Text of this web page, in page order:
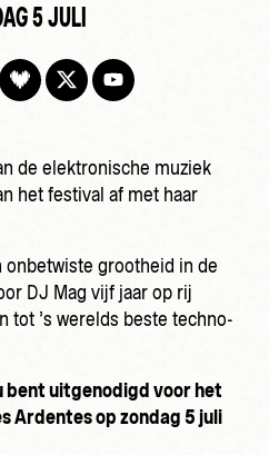
5 JULI
de elektronische muziek
het festival af met haar
grootheid in de
DJ Mag vijf jaar op rij
tot ’s werelds beste techno-
u bent uitgenodigd voor het
Ardentes op zondag 5 juli